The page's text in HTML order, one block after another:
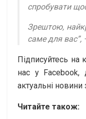
спробувати
Зрештою,
саме для вас”,
Підписуйтесь на
нас у Facebook,
актуальні
Читайте також: